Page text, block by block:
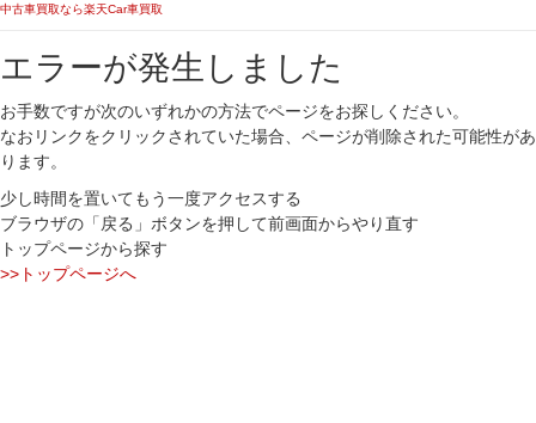
中古車買取なら楽天Car車買取
エラーが発生しました
お手数ですが次のいずれかの方法でページをお探しください。
なおリンクをクリックされていた場合、ページが削除された可能性があ
ります。
少し時間を置いてもう一度アクセスする
ブラウザの「戻る」ボタンを押して前画面からやり直す
トップページから探す
>>トップページへ